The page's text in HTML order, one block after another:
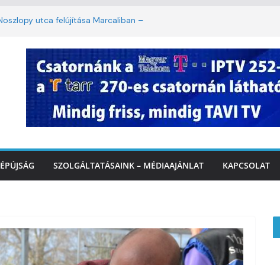
utca felújítása Marcaliban –
lakossági felháborodást váltott ki a
Marcaliban – VIDEÓ
a Balatonnál – az első félidő végén
SZOLGÁLTATÁSAINK – MÉDIAAJÁNLAT KAPCSOLAT